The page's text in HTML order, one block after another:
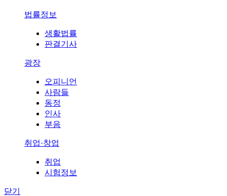
법률정보
생활법률
판결기사
광장
오피니언
사람들
동정
인사
부음
취업·창업
취업
시험정보
닫기